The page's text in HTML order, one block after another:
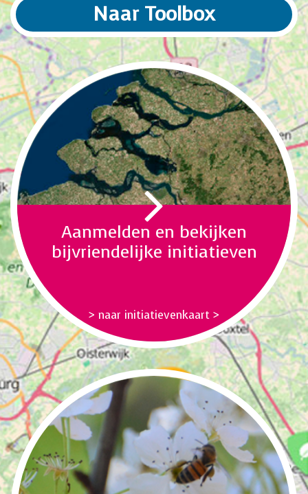
Naar Toolbox
Aanmelden en bekijken
bijvriendelijke initiatieven
> naar initiatievenkaart >